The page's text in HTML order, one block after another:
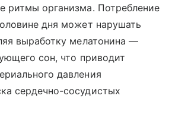
ритмы организма. Потребление
дня может нарушать
выработку мелатонина —
сон, что приводит
давления
сердечно-сосудистых